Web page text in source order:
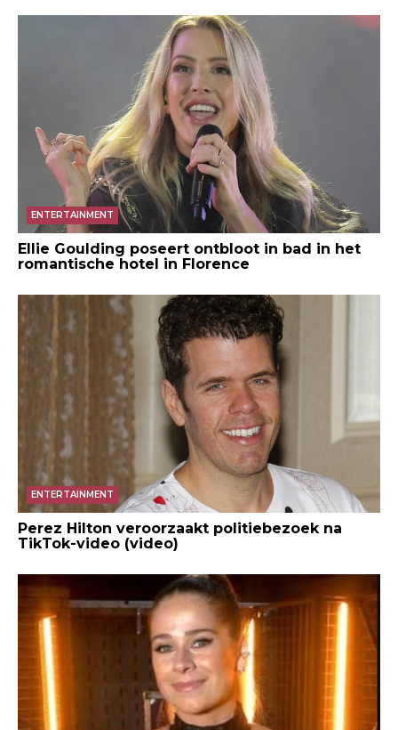
ENTERTAINMENT
Ellie Goulding poseert ontbloot in bad in het
romantische hotel in Florence
ENTERTAINMENT
Perez Hilton veroorzaakt politiebezoek na
TikTok-video (video)